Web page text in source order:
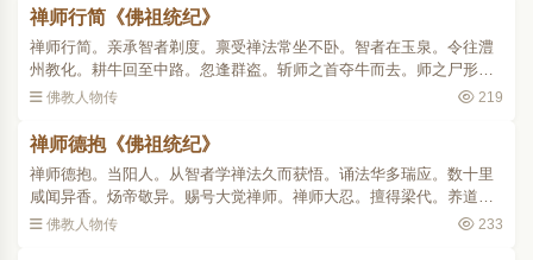
禅师行简《佛祖统纪》
禅师行简。亲承智者剃度。禀受禅法常坐不卧。智者在玉泉。令往澧
州教化。耕牛回至中路。忽逢群盗。斩师之首夺牛而去。师之尸形即
从地起。以手捧头安项上。健步如飞来追贼党。贼皆惊异遂还其牛。
佛教人物传 219
禅师德抱《佛祖统纪》
禅师德抱。当阳人。从智者学禅法久而获悟。诵法华多瑞应。数十里
咸闻异香。炀帝敬异。赐号大觉禅师。禅师大忍。擅得梁代。养道蒋
山。时与智者义集山中。顿悟禅慧乃叹服曰。此非文字所出。乃是观
佛教人物传 233